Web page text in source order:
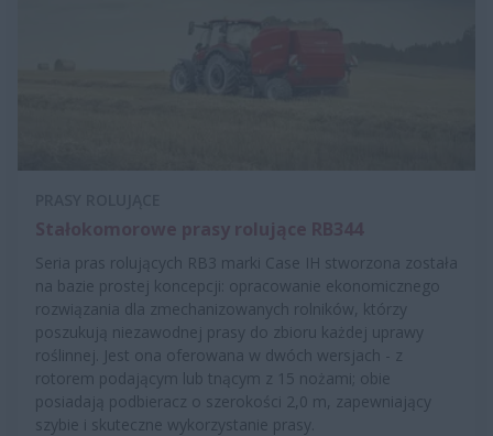
Seria pras rolujących RB3 marki Case IH stworzona została
na bazie prostej koncepcji: opracowanie ekonomicznego
rozwiązania dla zmechanizowanych rolników, którzy
poszukują niezawodnej prasy do zbioru każdej uprawy
roślinnej. Jest ona oferowana w dwóch wersjach - z
rotorem podającym lub tnącym z 15 nożami; obie
posiadają podbieracz o szerokości 2,0 m, zapewniający
szybie i skuteczne wykorzystanie prasy.